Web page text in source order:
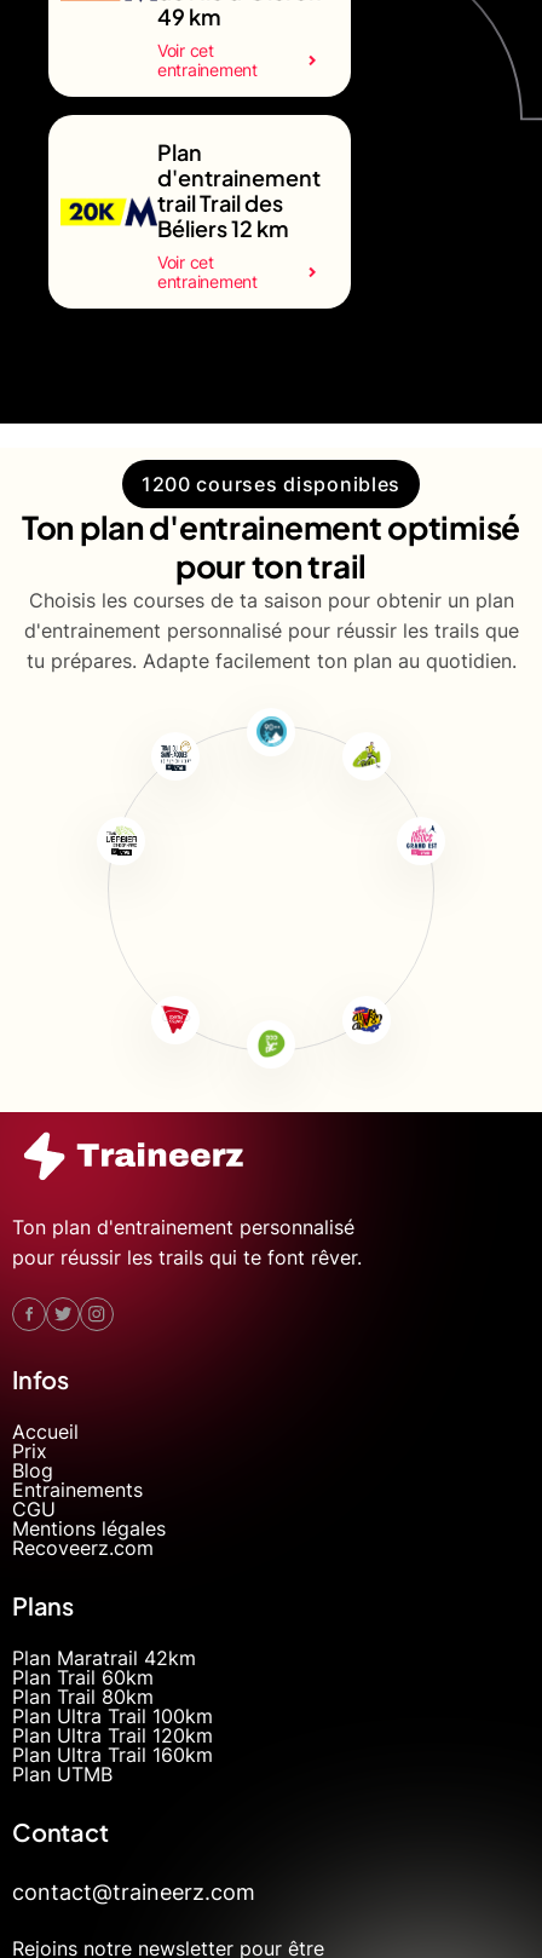
49 km
Voir cet
entrainement
Plan
d'entrainement
trail Trail des
Béliers 12 km
Voir cet
entrainement
1200 courses disponibles
Ton plan d'entrainement optimisé
pour ton trail
Choisis les courses de ta saison pour obtenir un plan
d'entrainement personnalisé pour réussir les trails que
tu prépares. Adapte facilement ton plan au quotidien.
Ton plan d'entrainement personnalisé
pour réussir les trails qui te font rêver.
Infos
Accueil
Prix
Blog
Entrainements
CGU
Mentions légales
Recoveerz.com
Plans
Plan Maratrail 42km
Plan Trail 60km
Plan Trail 80km
Plan Ultra Trail 100km
Plan Ultra Trail 120km
Plan Ultra Trail 160km
Plan UTMB
Contact
contact@traineerz.com
Rejoins notre newsletter pour être